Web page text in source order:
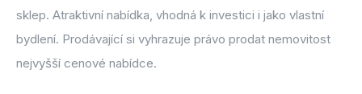
sklep. Atraktivní nabídka, vhodná k investici i jako vlastní
bydlení. Prodávající si vyhrazuje právo prodat nemovitost
nejvyšší cenové nabídce.